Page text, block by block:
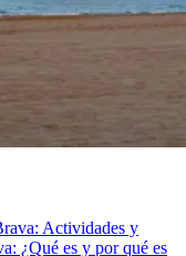
Actividades y
¿Qué es y por qué es